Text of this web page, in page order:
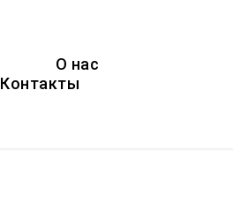
О нас
Контакты